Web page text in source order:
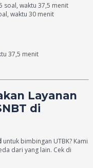
soal, waktu 37,5 menit
waktu 30 menit
37,5 menit
Layanan
di
untuk bimbingan UTBK? Kami
dari yang lain. Cek di